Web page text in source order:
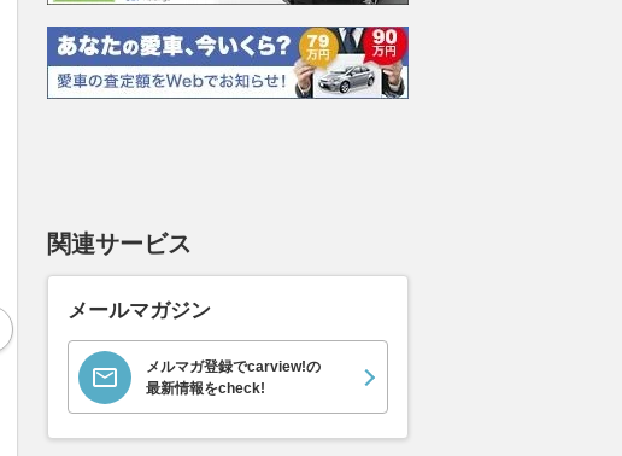
ダイハツ ムーヴキャン
バス 660 ストライプス
アストンマーティン
V8 ヴァンテージ スポ
ホンダ NSX 3.0
支払総額
関連サービス
メールマガジン
メルマガ登録でcarview!の
最新情報をcheck!